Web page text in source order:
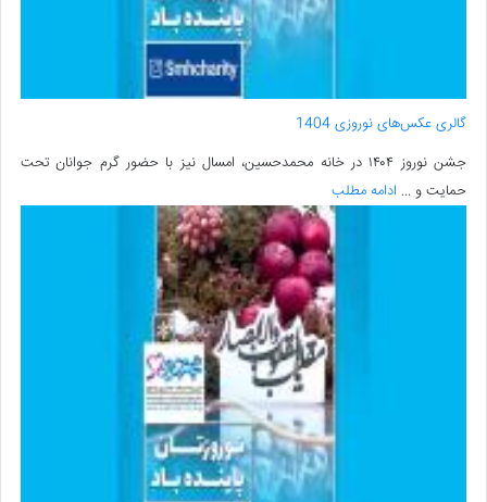
گالری عکس‌های نوروزی 1404
جشن نوروز ۱۴۰۴ در خانه محمدحسین، امسال نیز با حضور گرم جوانان تحت
حمایت و ... ادامه مطلب